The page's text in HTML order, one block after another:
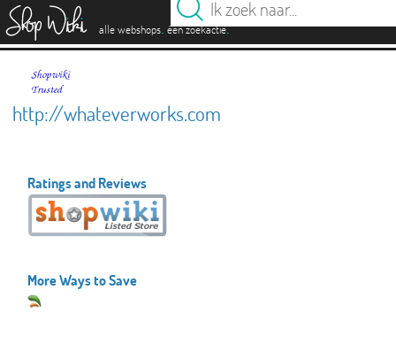
alle webshops. één zoekactie.
http://whateverworks.com
Ratings and Reviews
More Ways to Save